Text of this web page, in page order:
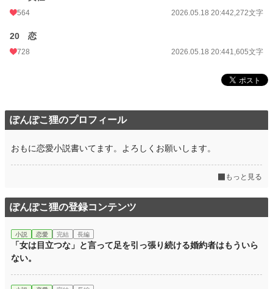
564 2026.05.18 20:442,272文字
20 恋
728 2026.05.18 20:441,605文字
ぽんぽこ狸のプロフィール
おもに恋愛小説書いてます。よろしくお願いします。
もっと見る
ぽんぽこ狸の登録コンテンツ
小説 恋愛 完結 長編
「女は目立つな」と言って足を引っ張り続ける婚約者はもういら
ない。